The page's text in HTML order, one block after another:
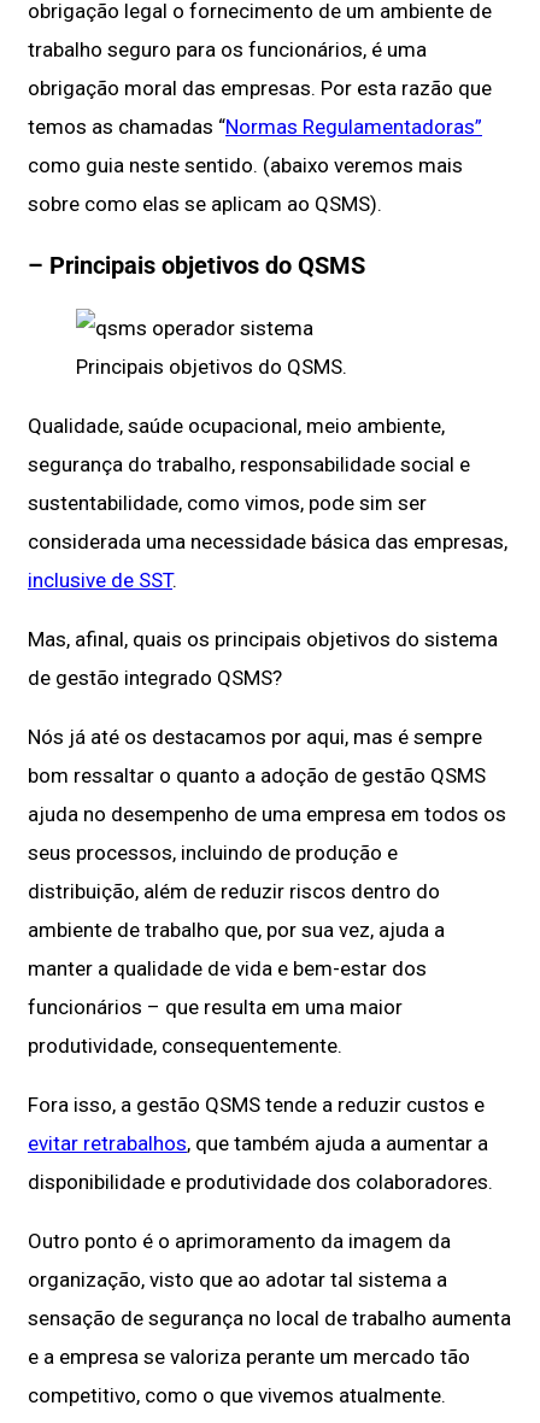
obrigação legal o fornecimento de um ambiente de
trabalho seguro para os funcionários, é uma
obrigação moral das empresas. Por esta razão que
temos as chamadas “Normas Regulamentadoras”
como guia neste sentido. (abaixo veremos mais
sobre como elas se aplicam ao QSMS).
– Principais objetivos do QSMS
Principais objetivos do QSMS.
Qualidade, saúde ocupacional, meio ambiente,
segurança do trabalho, responsabilidade social e
sustentabilidade, como vimos, pode sim ser
considerada uma necessidade básica das empresas,
inclusive de SST.
Mas, afinal, quais os principais objetivos do sistema
de gestão integrado QSMS?
Nós já até os destacamos por aqui, mas é sempre
bom ressaltar o quanto a adoção de gestão QSMS
ajuda no desempenho de uma empresa em todos os
seus processos, incluindo de produção e
distribuição, além de reduzir riscos dentro do
ambiente de trabalho que, por sua vez, ajuda a
manter a qualidade de vida e bem-estar dos
funcionários – que resulta em uma maior
produtividade, consequentemente.
Fora isso, a gestão QSMS tende a reduzir custos e
evitar retrabalhos, que também ajuda a aumentar a
disponibilidade e produtividade dos colaboradores.
Outro ponto é o aprimoramento da imagem da
organização, visto que ao adotar tal sistema a
sensação de segurança no local de trabalho aumenta
e a empresa se valoriza perante um mercado tão
competitivo, como o que vivemos atualmente.